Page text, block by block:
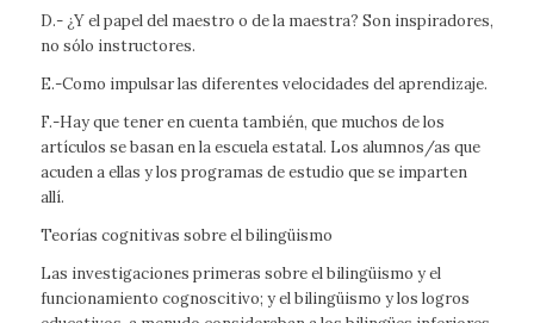
D.- ¿Y el papel del maestro o de la maestra? Son inspiradores,
no sólo instructores.
E.-Como impulsar las diferentes velocidades del aprendizaje.
F.-Hay que tener en cuenta también, que muchos de los
artículos se basan en la escuela estatal. Los alumnos/as que
acuden a ellas y los programas de estudio que se imparten
allí.
Teorías cognitivas sobre el bilingüismo
Las investigaciones primeras sobre el bilingüismo y el
funcionamiento cognoscitivo; y el bilingüismo y los logros